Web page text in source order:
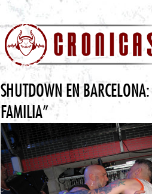
SHUTDOWN EN
FAMILIA”